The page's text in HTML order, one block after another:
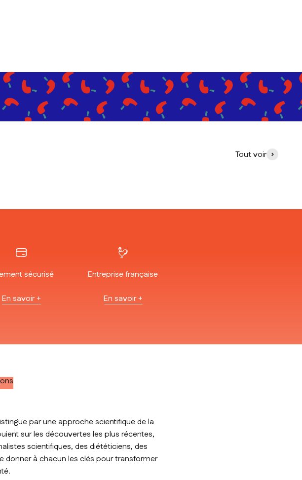
Tout voir
sécurisé
En savoir +
Entreprise française
En savoir +
par une approche scientifique de la
sur les découvertes les plus récentes,
scientifiques, des diététiciens, des
donner à chacun les clés pour transformer